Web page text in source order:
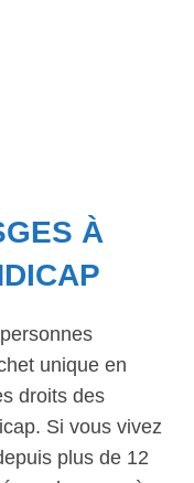
À
unique en
droits des
Si vous vivez
plus de 12